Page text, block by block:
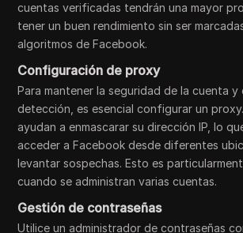
cuentas verificadas tendrán una mayor
tener un buen rendimiento sin ser
algoritmos de Facebook.
Configuración de proxy
Para mantener la seguridad de la cuenta y
detección, es esencial configurar un
ayudan a enmascarar su dirección IP, lo
acceder a Facebook desde diferentes
levantar sospechas. Esto es
cuando se administran varias cuentas.
Gestión de contraseñas
Utilice un administrador de contraseñas